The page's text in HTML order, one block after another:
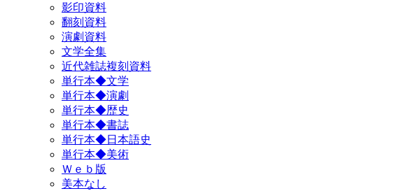
影印資料
翻刻資料
演劇資料
文学全集
近代雑誌複刻資料
単行本◆文学
単行本◆演劇
単行本◆歴史
単行本◆書誌
単行本◆日本語史
単行本◆美術
Ｗｅｂ版
美本なし